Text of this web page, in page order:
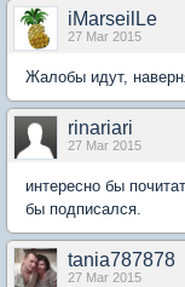
iMarseilLe
27 Mar 2015
Жалобы идут,
rinariari
27 Mar 2015
интересно бы
бы подписался.
tania787878
27 Mar 2015